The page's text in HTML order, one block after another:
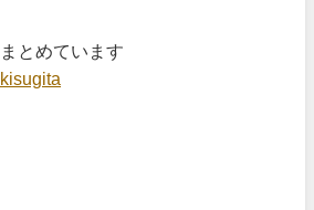
とめています